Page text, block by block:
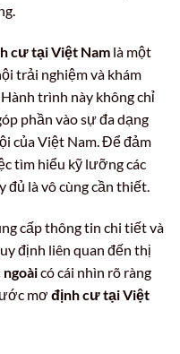
cư tại Việt Nam là một
trải nghiệm và khám
trình này không chỉ
phần vào sự đa dạng
của Việt Nam. Để đảm
tìm hiểu kỹ lưỡng các
đủ là vô cùng cần thiết.
cấp thông tin chi tiết và
định liên quan đến thị
có cái nhìn rõ ràng
mơ định cư tại Việt